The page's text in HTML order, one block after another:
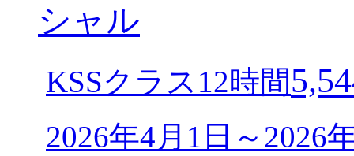
シャル
KSSクラス12時間
2026年4月1日～2026